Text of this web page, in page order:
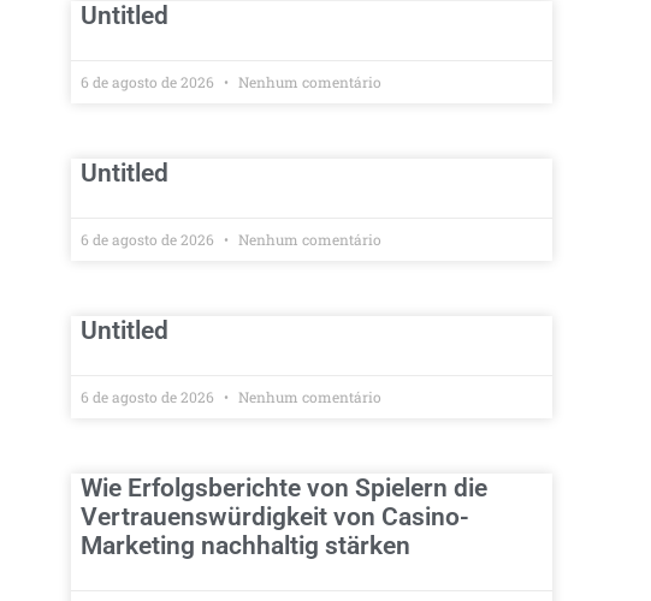
Untitled
6 de agosto de 2026 Nenhum comentário
Untitled
6 de agosto de 2026 Nenhum comentário
Untitled
6 de agosto de 2026 Nenhum comentário
Wie Erfolgsberichte von Spielern die
Vertrauenswürdigkeit von Casino-
Marketing nachhaltig stärken